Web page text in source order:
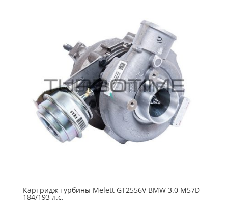
Картридж турбины Melett GT2556V BMW 3.0 M57D
184/193 л.с.